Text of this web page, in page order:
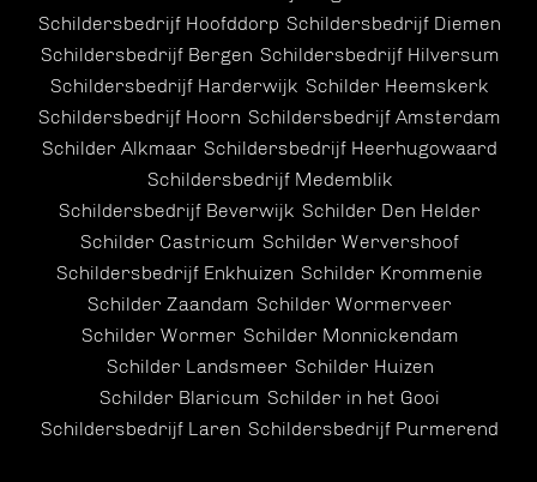
Schildersbedrijf Hoofddorp Schildersbedrijf Diemen
Schildersbedrijf Bergen Schildersbedrijf Hilversum
Schildersbedrijf Harderwijk Schilder Heemskerk
Schildersbedrijf Hoorn Schildersbedrijf Amsterdam
Schilder Alkmaar Schildersbedrijf Heerhugowaard
Schildersbedrijf Medemblik
Schildersbedrijf Beverwijk Schilder Den Helder
Schilder Castricum Schilder Wervershoof
Schildersbedrijf Enkhuizen Schilder Krommenie
Schilder Zaandam Schilder Wormerveer
Schilder Wormer Schilder Monnickendam
Schilder Landsmeer Schilder Huizen
Schilder Blaricum Schilder in het Gooi
Schildersbedrijf Laren Schildersbedrijf Purmerend